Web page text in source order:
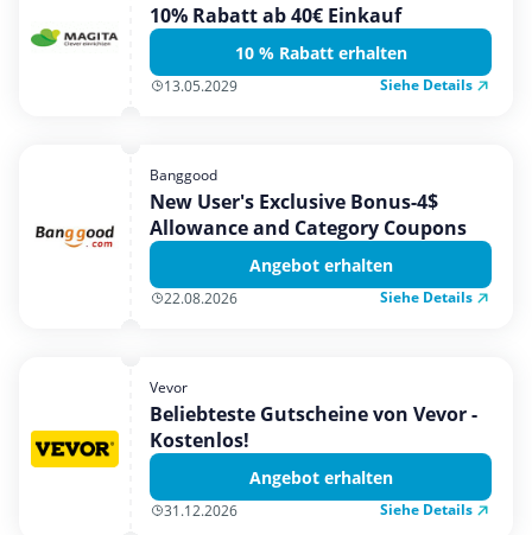
10% Rabatt ab 40€ Einkauf
10 % Rabatt erhalten
13.05.2029 Siehe Details
Banggood
New User's Exclusive Bonus-4$
Allowance and Category Coupons
Angebot erhalten
22.08.2026 Siehe Details
Vevor
Beliebteste Gutscheine von Vevor -
Kostenlos!
Angebot erhalten
31.12.2026 Siehe Details